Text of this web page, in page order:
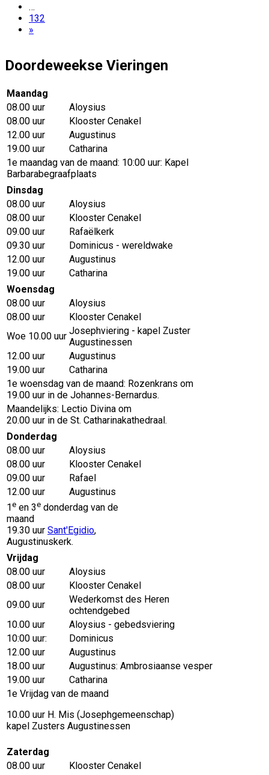
…
132
»
Doordeweekse Vieringen
Maandag
08.00 uur
Aloysius
08.00 uur
Klooster Cenakel
12.00 uur
Augustinus
19.00 uur
Catharina
1e maandag van de maand: 10:00 uur: Kapel
Barbarabegraafplaats
Dinsdag
08.00 uur
Aloysius
08.00 uur
Klooster Cenakel
09.00 uur
Rafaëlkerk
09.30 uur
Dominicus - wereldwake
12.00 uur
Augustinus
19.00 uur
Catharina
Woensdag
08.00 uur
Aloysius
08.00 uur
Klooster Cenakel
Woe 10.00 uur Josephviering - kapel Zuster
Augustinessen
12.00 uur
Augustinus
19.00 uur
Catharina
1e woensdag van de maand: Rozenkrans om
19.00 uur in de Johannes-Bernardus.
Maandelijks: Lectio Divina om
20.00 uur in de St. Catharinakathedraal.
Donderdag
08.00 uur
Aloysius
08.00 uur
Klooster Cenakel
09.00 uur
Rafael
12.00 uur
Augustinus
1 e en 3e donderdag van de
maand
19.30 uur Sant'Egidio,
Augustinuskerk.
Vrijdag
08.00 uur
Aloysius
08.00 uur
Klooster Cenakel
09.00 uur
Wederkomst des Heren
ochtendgebed
10.00 uur
Aloysius - gebedsviering
10:00 uur:
Dominicus
12.00 uur
Augustinus
18.00 uur
Augustinus: Ambrosiaanse vesper
19.00 uur
Catharina
1e Vrijdag van de maand
10.00 uur H. Mis (Josephgemeenschap)
kapel Zusters Augustinessen
Zaterdag
08.00 uur
Klooster Cenakel